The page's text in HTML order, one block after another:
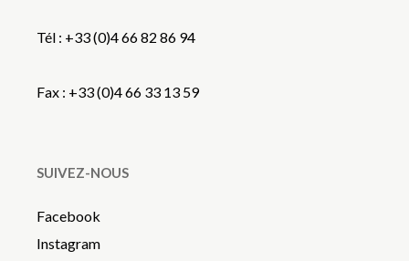
Tél : +33 (0)4 66 82 86 94
Fax : +33 (0)4 66 33 13 59
SUIVEZ-NOUS
Facebook
Instagram